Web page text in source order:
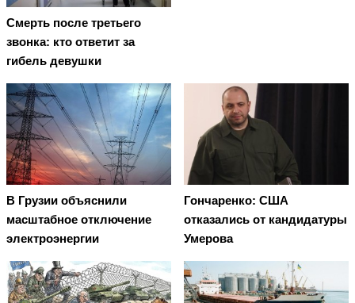
Смерть после третьего
звонка: кто ответит за
гибель девушки
В Грузии объяснили
масштабное отключение
электроэнергии
Гончаренко: США
отказались от кандидатуры
Умерова